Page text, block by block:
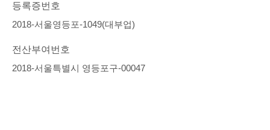
등록증번호
2018-서울영등포-1049(대부업)
전산부여번호
2018-서울특별시 영등포구-00047